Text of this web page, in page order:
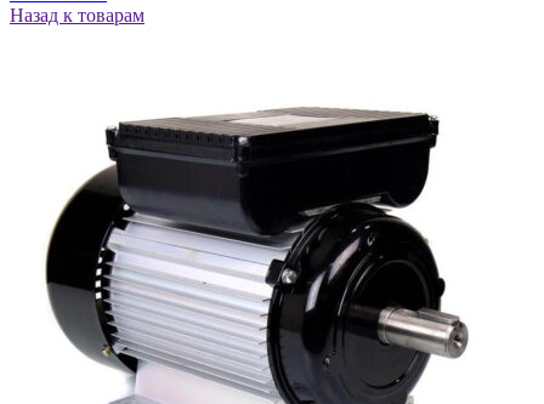
Назад к товарам